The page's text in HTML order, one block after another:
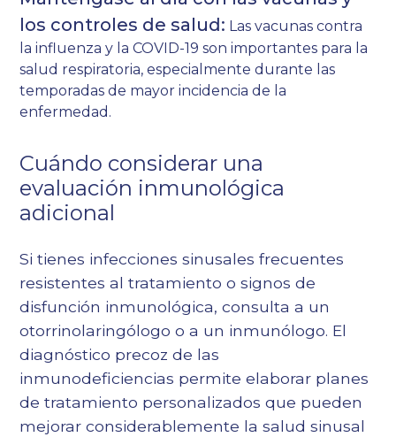
los controles de salud: Las vacunas contra
la influenza y la COVID-19 son importantes para la
salud respiratoria, especialmente durante las
temporadas de mayor incidencia de la
enfermedad.
Cuándo considerar una
evaluación inmunológica
adicional
Si tienes infecciones sinusales frecuentes
resistentes al tratamiento o signos de
disfunción inmunológica, consulta a un
otorrinolaringólogo o a un inmunólogo. El
diagnóstico precoz de las
inmunodeficiencias permite elaborar planes
de tratamiento personalizados que pueden
mejorar considerablemente la salud sinusal